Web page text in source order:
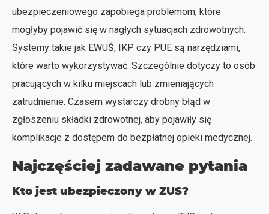
ubezpieczeniowego zapobiega problemom, które
mogłyby pojawić się w nagłych sytuacjach zdrowotnych.
Systemy takie jak EWUŚ, IKP czy PUE są narzędziami,
które warto wykorzystywać. Szczególnie dotyczy to osób
pracujących w kilku miejscach lub zmieniających
zatrudnienie. Czasem wystarczy drobny błąd w
zgłoszeniu składki zdrowotnej, aby pojawiły się
komplikacje z dostępem do bezpłatnej opieki medycznej.
Najczęściej zadawane pytania
Kto jest ubezpieczony w ZUS?